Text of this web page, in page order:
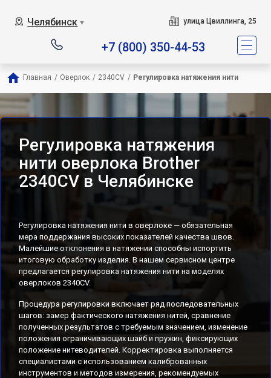
Челябинск ▼ улица Цвиллинга, 25
+7 (800) 350-44-53
Главная / Оверлок / 2340CV / Регулировка натяжения нити
Регулировка натяжения
нити оверлока Brother
2340CV в Челябинске
Регулировка натяжения нити в оверлоке — обязательная
мера поддержания высоких показателей качества швов.
Малейшие отклонения в натяжении способны испортить
итоговую обработку изделия. В нашем сервисном центре
предлагается регулировка натяжения нити на моделях
оверлоков 2340CV.
Процедура регулировки включает ряд последовательных
шагов: замер фактического натяжения нитей, сравнение
полученных результатов с требуемым значением, изменение
положения ограничивающих шайб и пружин, фиксирующих
положение нитеводителей. Корректировка выполняется
специалистами с использованием калиброванных
инструментов и методов измерения, рекомендуемых